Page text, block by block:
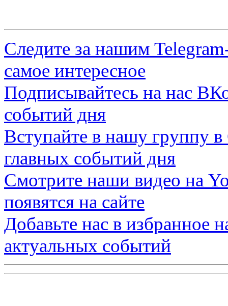
Следите за нашим
самое интересное
Подписывайтесь на нас
событий дня
Вступайте в нашу группу в
главных событий дня
Смотрите наши видео на
появятся на сайте
Добавьте нас в избранное
актуальных событий